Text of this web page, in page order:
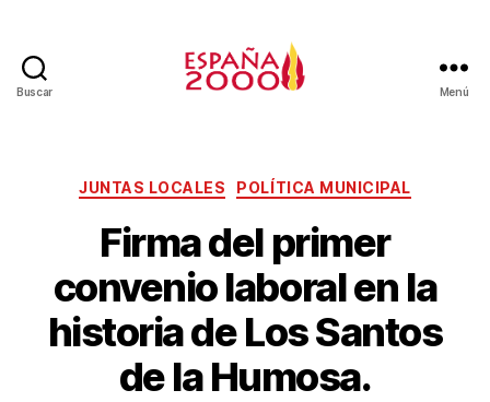
Buscar Menú
JUNTAS LOCALES POLÍTICA MUNICIPAL
Firma del primer
convenio laboral en la
historia de Los Santos
de la Humosa.